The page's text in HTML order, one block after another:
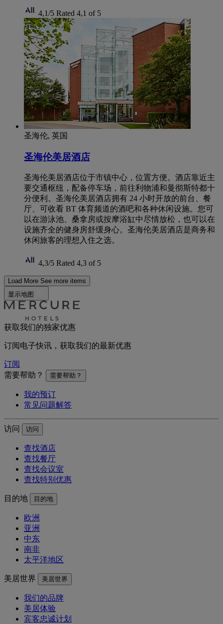
4,1/5 Rated 4,1 of 5
圣海伦, 英国
圣海伦美居酒店
圣海伦美居酒店位于市镇中心，位置方便。酒店靠近主
要交通枢纽，配备停车场，前往利物浦和曼彻斯特都十
分便利。圣海伦美居酒店拥有 24 小时开放的前台、餐
厅、可收看 BT 体育频道的酒吧和各种休闲设施。您可
以在游泳池、桑拿房或按摩浴缸中尽情放松，也可以在
设施齐全的健身房舒缓身心。圣海伦美居酒店是商务和
休闲旅客的理想入住之选。
4,3/5 Rated 4,3 of 5
Load More See more items
显示地图
获取我们的独家优惠
订阅电子快讯，获取我们的最新优惠
订阅
需要帮助？
需要帮助？
我的预订
常见问题解答
访问 访问
查找酒店
查找餐厅
查找会议室
查找特别优惠
目的地 目的地
欧洲
亚洲
中东
南非
太平洋地区
美居世界 美居世界
我们的品牌
美居体验
宾客忠诚计划